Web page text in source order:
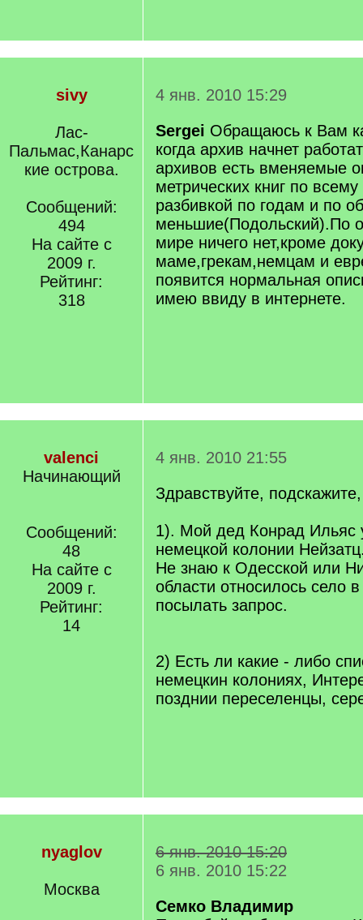
sivy
Лас-
Пальмас,Канарс
кие острова.
Сообщений:
494
На сайте с
2009 г.
Рейтинг:
318
4 янв. 2010 15:29
Sergei Обращаюсь к Вам
когда архив начнет
архивов есть вменяемые
метрических книг по
разбивкой по годам и по
меньшие(Подольский).По
мире ничего нет,кроме
маме,грекам,немцам и
появится нормальная
имею ввиду в интернете.
valenci
Начинающий
Сообщений:
48
На сайте с
2009 г.
Рейтинг:
14
4 янв. 2010 21:55
Здравствуйте,
1). Мой дед Конрад Ильяс
немецкой колонии
Не знаю к Одесской или
области относилось село
посылать запрос.
2) Есть ли какие - либо
немецкин колониях,
позднии переселенцы,
nyaglov
Москва
6 янв. 2010 15:20
6 янв. 2010 15:22
Семко Владимир